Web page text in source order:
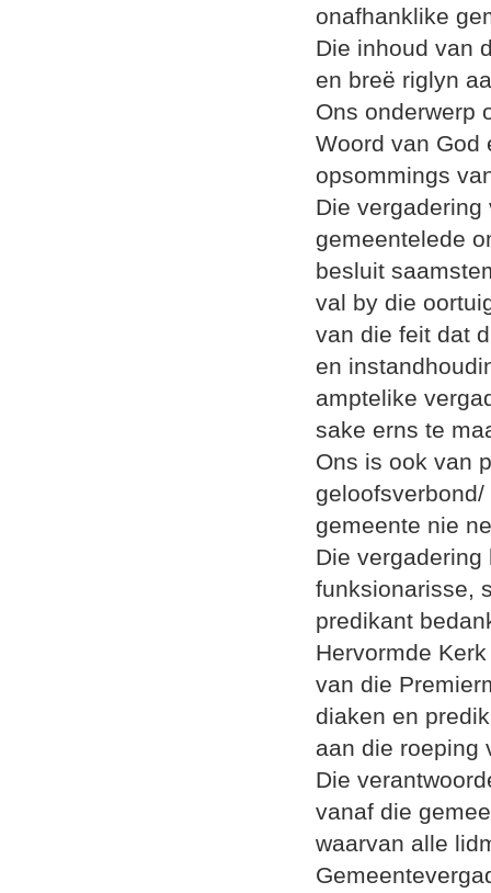
onafhanklike
Die inhoud van
en breë riglyn
Ons onderwerp
Woord van God
opsommings
Die
gemeentelede
besluit
val by die
van die feit dat
en
amptelike
sake erns te
Ons is ook van
gemeente nie
Die
funksionarisse,
predikant
Hervormde
van die
diaken en
aan die roeping
Die
vanaf die
waarvan alle